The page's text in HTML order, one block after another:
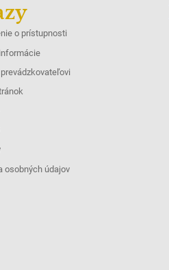
o prístupnosti
osobných údajov